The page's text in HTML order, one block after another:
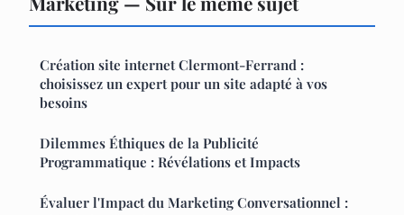
Création site internet Clermont-Ferrand :
choisissez un expert pour un site adapté à vos
besoins
Dilemmes Éthiques de la Publicité
Programmatique : Révélations et Impacts
Évaluer l'Impact du Marketing Conversationnel :